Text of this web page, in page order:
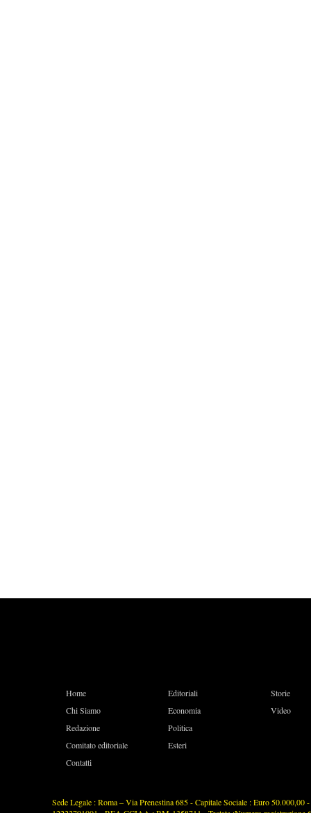
Home
Chi Siamo
Redazione
Comitato editoriale
Contatti
Editoriali
Economia
Politica
Esteri
Storie
Video
Sede Legale : Roma – Via Prenestina 685 - Capitale Sociale : Euro